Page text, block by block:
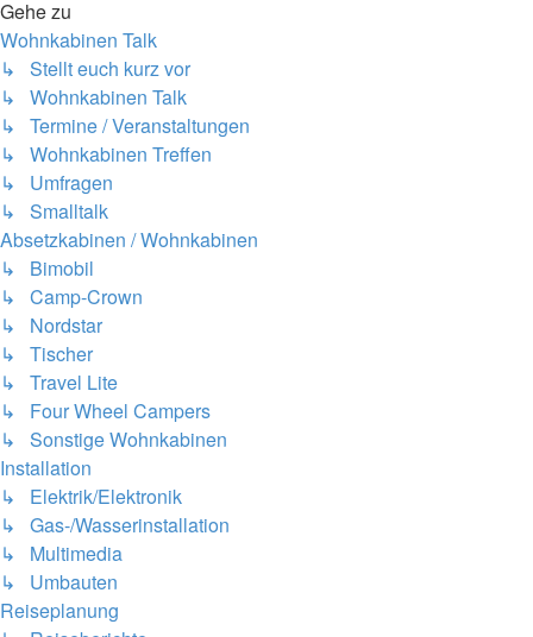
Gehe zu
Wohnkabinen Talk
↳ Stellt euch kurz vor
↳ Wohnkabinen Talk
↳ Termine / Veranstaltungen
↳ Wohnkabinen Treffen
↳ Umfragen
↳ Smalltalk
Absetzkabinen / Wohnkabinen
↳ Bimobil
↳ Camp-Crown
↳ Nordstar
↳ Tischer
↳ Travel Lite
↳ Four Wheel Campers
↳ Sonstige Wohnkabinen
Installation
↳ Elektrik/Elektronik
↳ Gas-/Wasserinstallation
↳ Multimedia
↳ Umbauten
Reiseplanung